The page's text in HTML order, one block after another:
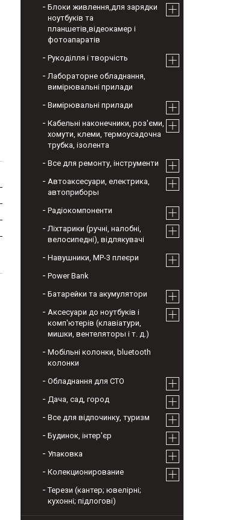
Блоки живлення,для зарядки
ноутбуків та
планшетів,відеокамер і
фотоапаратів
Рукоділля і творчість
Лабораторне обладнання,
вимірювальні прилади
Вимірювальні прилади
Кабельні наконечники, роз'єми,
хомути, клеми, термоусадочна
трубка, ізолента
Все для ремонту, інструменти
Автоаксесуари, електрика,
автоприборы
Радіокомпоненти
Ліхтарики (ручні, налобні,
велосипедні), відлякувачі
Навушники, МР-3 плеєри
Power Bank
Батарейки та акумулятори
Аксесуари до ноутбуків і
комп'ютерів (клавіатури,
мишки, вентеляторы і т. д.)
Мобільні колонки, bluetooth
колонки
Обладнання для СТО
Дача, сад, город
Все для відпочинку, туризм
Будинок, інтер'єр
Упаковка
Колекционирование
Терези (кантер; ювелірні;
кухонні; підлогові)